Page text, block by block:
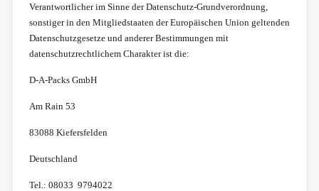
Verantwortlicher im Sinne der Datenschutz-Grundverordnung,
sonstiger in den Mitgliedstaaten der Europäischen Union geltenden
Datenschutzgesetze und anderer Bestimmungen mit
datenschutzrechtlichem Charakter ist die:
D-A-Packs GmbH
Am Rain 53
83088 Kiefersfelden
Deutschland
Tel.: 08033  9794022